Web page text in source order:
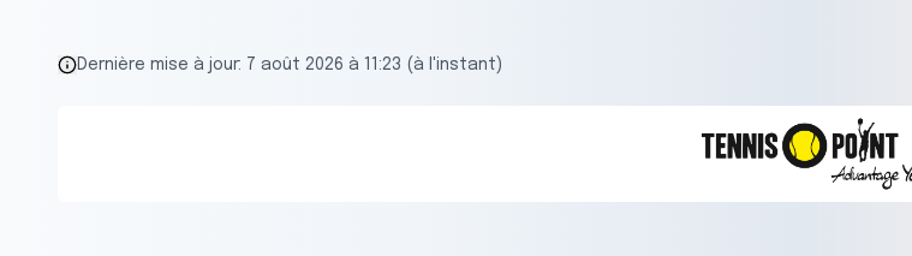
Dernière mise à jour: 7 août 2026 à 11:23 (à l'instant)